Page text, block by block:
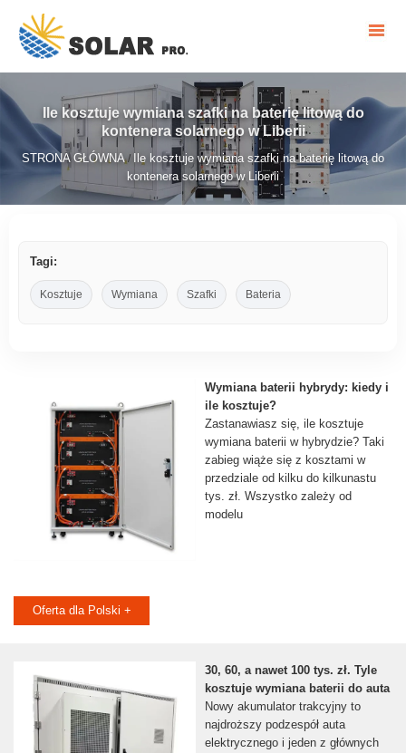
Ile kosztuje wymiana szafki na baterię litową do
kontenera solarnego w Liberii
STRONA GŁÓWNA/
Ile kosztuje wymiana szafki na baterię litową do
kontenera solarnego w Liberii
Tagi:
Kosztuje Wymiana Szafki Bateria
Wymiana baterii hybrydy: kiedy i
ile kosztuje?
Zastanawiasz się, ile kosztuje
wymiana baterii w hybrydzie? Taki
zabieg wiąże się z kosztami w
przedziale od kilku do kilkunastu
tys. zł. Wszystko zależy od
modelu
Oferta dla Polski +
30, 60, a nawet 100 tys. zł. Tyle
kosztuje wymiana baterii do auta
Nowy akumulator trakcyjny to
najdroższy podzespół auta
elektrycznego i jeden z głównych